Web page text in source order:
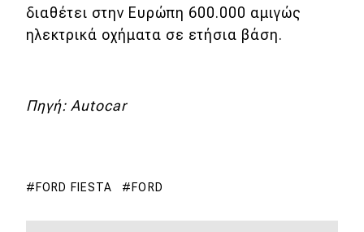
Συμβουλές
Συμβουλές
διαθέτει στην Ευρώπη 600.000 αμιγώς
ηλεκτρικά οχήματα σε ετήσια βάση.
Πηγή: Autocar
FORD FIESTA FORD